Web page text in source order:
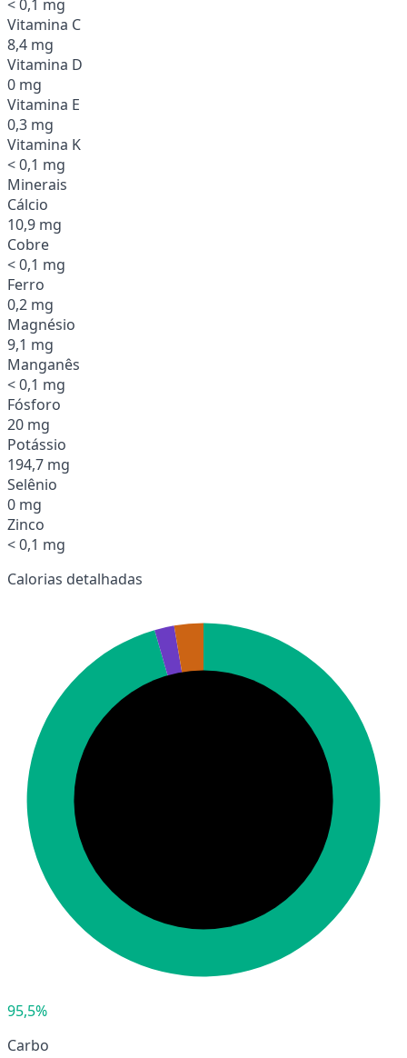
< 0,1 mg
Vitamina C
8,4 mg
Vitamina D
0 mg
Vitamina E
0,3 mg
Vitamina K
< 0,1 mg
Minerais
Cálcio
10,9 mg
Cobre
< 0,1 mg
Ferro
0,2 mg
Magnésio
9,1 mg
Manganês
< 0,1 mg
Fósforo
20 mg
Potássio
194,7 mg
Selênio
0 mg
Zinco
< 0,1 mg
Calorias detalhadas
95,5%
Carbo